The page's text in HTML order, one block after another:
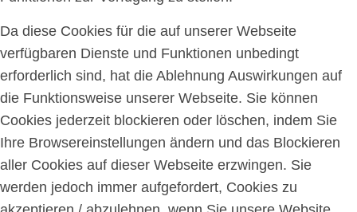
Da diese Cookies für die auf unserer Webseite
verfügbaren Dienste und Funktionen unbedingt
erforderlich sind, hat die Ablehnung Auswirkungen auf
die Funktionsweise unserer Webseite. Sie können
Cookies jederzeit blockieren oder löschen, indem Sie
Ihre Browsereinstellungen ändern und das Blockieren
aller Cookies auf dieser Webseite erzwingen. Sie
werden jedoch immer aufgefordert, Cookies zu